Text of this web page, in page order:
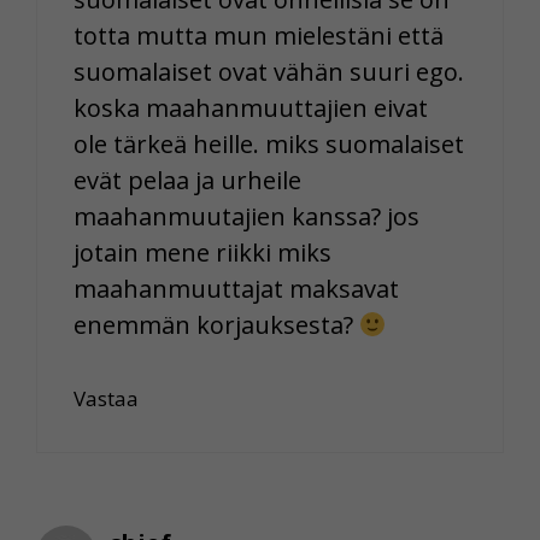
totta mutta mun mielestäni että
suomalaiset ovat vähän suuri ego.
koska maahanmuuttajien eivat
ole tärkeä heille. miks suomalaiset
evät pelaa ja urheile
maahanmuutajien kanssa? jos
jotain mene riikki miks
maahanmuuttajat maksavat
enemmän korjauksesta?
Vastaa